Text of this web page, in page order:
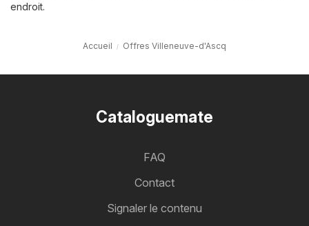
endroit.
Accueil Offres Villeneuve-d'Ascq
Cataloguemate
FAQ
Contact
Signaler le contenu